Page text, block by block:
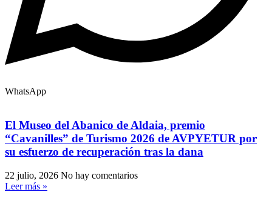
WhatsApp
El Museo del Abanico de Aldaia, premio
“Cavanilles” de Turismo 2026 de AVPYETUR por
su esfuerzo de recuperación tras la dana
22 julio, 2026 No hay comentarios
Leer más »